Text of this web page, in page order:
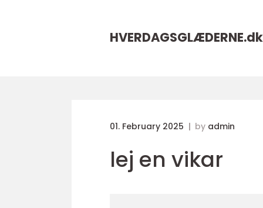
HVERDAGSGLÆDERNE.dk
01. February 2025 by admin
lej en vikar